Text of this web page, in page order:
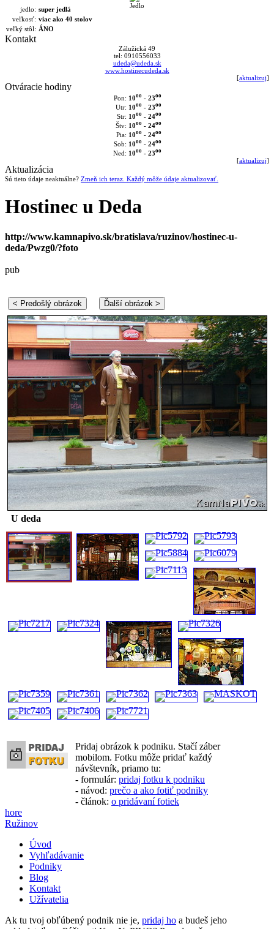
jedlo: super jedlá
veľkosť: viac ako 40 stolov
veľký stôl: ÁNO
Kontakt
Zálužická 49
tel: 0910556033
udeda@udeda.sk
www.hostinecudeda.sk
[aktualizuj]
Otváracie hodiny
Pon: 10oo- 23oo
Utr: 10oo- 23oo
Str: 10oo- 24oo
Štv: 10oo- 24oo
Pia: 10oo- 24oo
Sob: 10oo- 24oo
Ned: 10oo- 23oo
[aktualizuj]
Aktualizácia
Sú tieto údaje neaktuálne? Zmeň ich teraz. Každý môže údaje aktualizovať.
Hostinec u Deda
http://www.kamnapivo.sk/bratislava/ruzinov/hostinec-u-
deda/Pwzg0/?foto
pub
U deda
Pridaj obrázok k podniku. Stačí záber
mobilom. Fotku môže pridať každý
návštevník, priamo tu:
- formulár: pridaj fotku k podniku
- návod: prečo a ako fotiť podniky
- článok: o pridávaní fotiek
hore
Ružinov
Úvod
Vyhľadávanie
Podniky
Blog
Kontakt
Užívatelia
Ak tu tvoj obľúbený podnik nie je, pridaj ho a budeš jeho